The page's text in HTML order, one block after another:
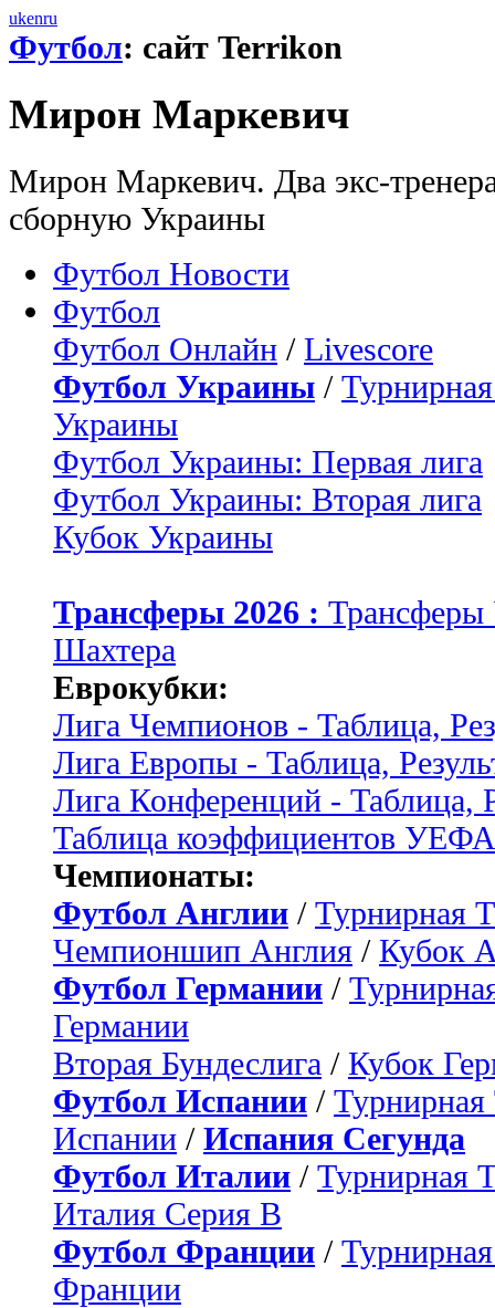
ukenru
Футбол: сайт Terrikon
Мирон Маркевич
Мирон Маркевич. Два экс-
сборную Украины
Футбол Новости
Футбол
Футбол Онлайн / Livescore
Футбол Украины /
Украины
Футбол Украины: Первая лига
Футбол Украины: Вторая лига
Кубок Украины
Трансферы 2026 :
Шахтера
Еврокубки:
Лига Чемпионов - Таблица,
Лига Европы - Таблица,
Лига Конференций - Таблица,
Таблица коэффициентов УЕФА
Чемпионаты:
Футбол Англии / Турнирная
Чемпионшип Англия / Кубок
Футбол Германии /
Германии
Вторая Бундеслига / Кубок
Футбол Испании / Турнирная
Испании / Испания Сегунда
Футбол Италии / Турнирная
Италия Серия B
Футбол Франции /
Франции